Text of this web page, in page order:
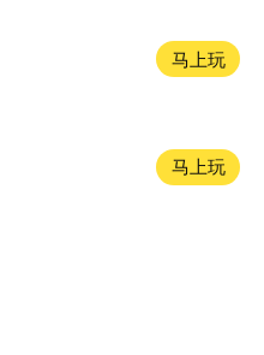
马上玩
马上玩